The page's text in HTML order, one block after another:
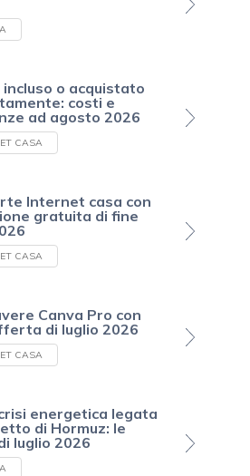
incluso o acquistato
costi e
ad agosto 2026
CASA
Internet casa con
gratuita di fine
CASA
Canva Pro con
di luglio 2026
CASA
energetica legata
di Hormuz: le
luglio 2026